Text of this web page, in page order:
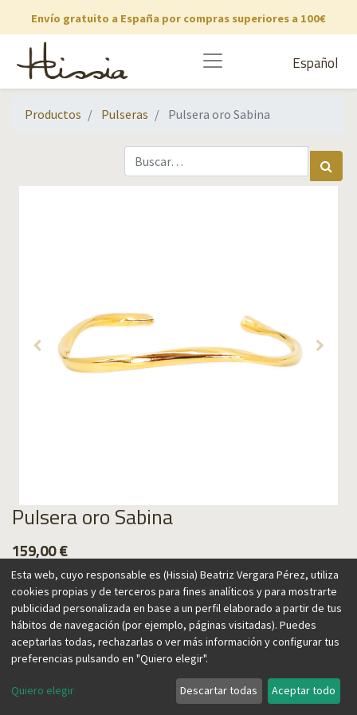
Envío gratuito a España por compras superiores a 100€
Español
Productos Pulseras Pulsera oro Sabina
Pulsera oro Sabina
159,00€
Agregar al carrito
Esta colección está inspirada en el árbol de la sabina, uno de
Esta web, cuyo responsable es (Hissia) Beatriz Vergara Pérez, utiliza
cookies propias y de terceros para fines analíticos y para mostrarte
publicidad personalizada en base a un perfil elaborado a partir de tus
hábitos de navegación (por ejemplo, páginas visitadas). Puedes
aceptarlas todas, rechazarlas o ver más información y configurar tus
preferencias pulsando en "Quiero elegir".
Quiero elegir Descartar todas Aceptar todo